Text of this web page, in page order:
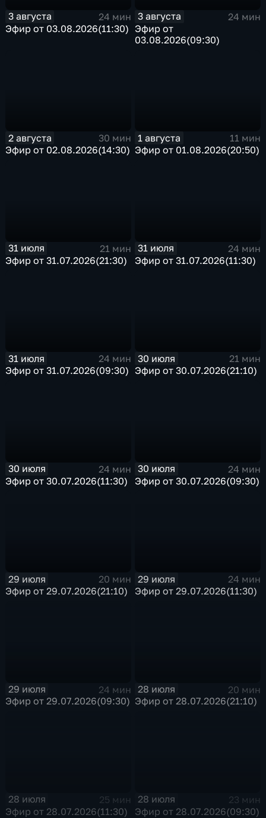
3 августа
24 мин
Эфир от 03.08.2026(11:30)
3 августа
24 мин
Эфир от
03.08.2026(09:30)
2 августа
30 мин
Эфир от 02.08.2026(14:30)
1 августа
11 мин
Эфир от 01.08.2026(20:50)
31 июля
21 мин
Эфир от 31.07.2026(21:30)
31 июля
24 мин
Эфир от 31.07.2026(11:30)
31 июля
24 мин
Эфир от 31.07.2026(09:30)
30 июля
21 мин
Эфир от 30.07.2026(21:10)
30 июля
24 мин
Эфир от 30.07.2026(11:30)
30 июля
24 мин
Эфир от 30.07.2026(09:30)
29 июля
20 мин
Эфир от 29.07.2026(21:10)
29 июля
24 мин
Эфир от 29.07.2026(11:30)
29 июля
24 мин
Эфир от 29.07.2026(09:30)
28 июля
20 мин
Эфир от 28.07.2026(21:10)
28 июля
25 мин
Эфир от 28.07.2026(11:30)
28 июля
23 мин
Эфир от 28.07.2026(09:30)